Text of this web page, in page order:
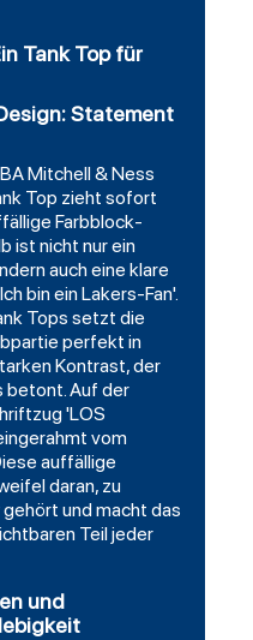
Tank Top für
Statement
Mitchell & Ness
Top zieht sofort
Farbblock-
ist nicht nur ein
auch eine klare
bin ein Lakers-Fan'.
Tops setzt die
perfekt in
Kontrast, der
betont. Auf der
'LOS
vom
auffällige
daran, zu
und macht das
Teil jeder
und